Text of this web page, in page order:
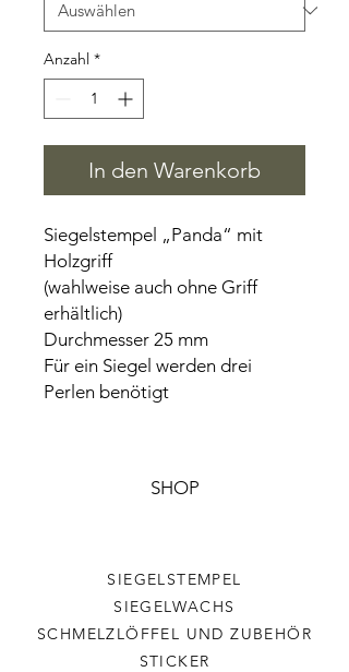
Anzahl *
In den Warenkorb
Siegelstempel „Panda“ mit
Holzgriff
(wahlweise auch ohne Griff
erhältlich)
Durchmesser 25 mm
Für ein Siegel werden drei
Perlen benötigt
SHOP
SIEGELSTEMPEL
SIEGELWACHS
SCHMELZLÖFFEL UND ZUBEHÖR
STICKER